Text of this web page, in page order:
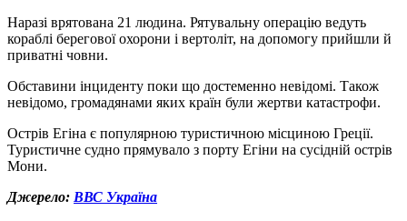
Наразі врятована 21 людина. Рятувальну операцію ведуть
кораблі берегової охорони і вертоліт, на допомогу прийшли й
приватні човни.
Обставини інциденту поки що достеменно невідомі. Також
невідомо, громадянами яких країн були жертви катастрофи.
Острів Егіна є популярною туристичною місциною Греції.
Туристичне судно прямувало з порту Егіни на сусідній острів
Мони.
Джерело: ВВС Україна